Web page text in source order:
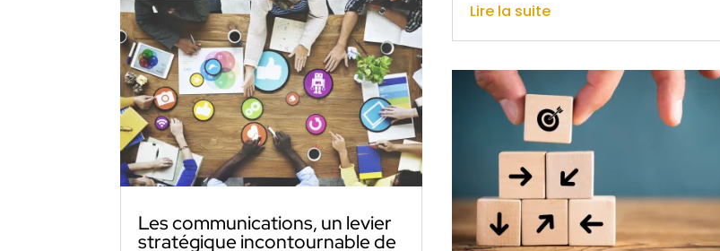
Les communications, un levier
stratégique incontournable de
Lire la suite